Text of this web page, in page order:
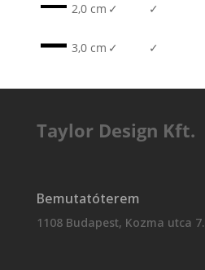
2,0 cm ✓ ✓
3,0 cm ✓ ✓
Taylor Design Kft.
Bemutatóterem
1108 Budapest, Kozma utca 7.